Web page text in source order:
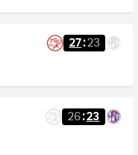
27:23
26:23